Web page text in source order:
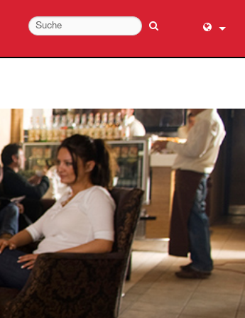
Dansk
Deutsch
Español
Français
עברית
हिन्दी
Bahasa
Italiano